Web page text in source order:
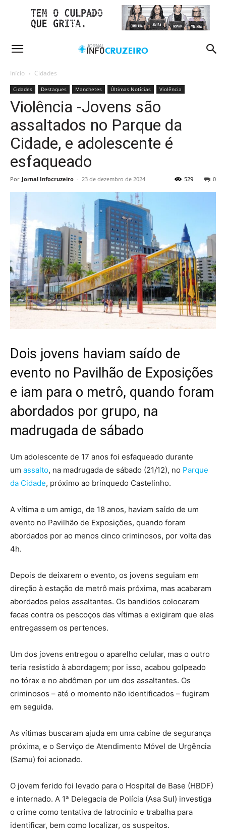
Início Cidades
Cidades Destaques Manchetes Últimas Notícias Violência
Violência -Jovens são
assaltados no Parque da
Cidade, e adolescente é
esfaqueado
Por Jornal Infocruzeiro - 23 de dezembro de 2024 0
529
Dois jovens haviam saído de
evento no Pavilhão de Exposições
e iam para o metrô, quando foram
abordados por grupo, na
madrugada de sábado
Um adolescente de 17 anos foi esfaqueado durante
um assalto, na madrugada de sábado (21/12), no Parque
da Cidade, próximo ao brinquedo Castelinho.
A vítima e um amigo, de 18 anos, haviam saído de um
evento no Pavilhão de Exposições, quando foram
abordados por ao menos cinco criminosos, por volta das
4h.
Depois de deixarem o evento, os jovens seguiam em
direção à estação de metrô mais próxima, mas acabaram
abordados pelos assaltantes. Os bandidos colocaram
facas contra os pescoços das vítimas e exigiram que elas
entregassem os pertences.
Um dos jovens entregou o aparelho celular, mas o outro
teria resistido à abordagem; por isso, acabou golpeado
no tórax e no abdômen por um dos assaltantes. Os
criminosos – até o momento não identificados – fugiram
em seguida.
As vítimas buscaram ajuda em uma cabine de segurança
próxima, e o Serviço de Atendimento Móvel de Urgência
(Samu) foi acionado.
O jovem ferido foi levado para o Hospital de Base (HBDF)
e internado. A 1ª Delegacia de Polícia (Asa Sul) investiga
o crime como tentativa de latrocínio e trabalha para
identificar, bem como localizar, os suspeitos.